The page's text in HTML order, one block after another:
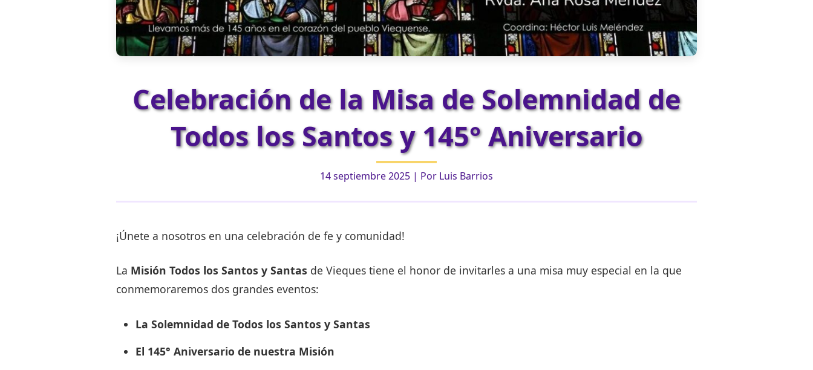
Celebración de la Misa de Solemnidad de
Todos los Santos y 145° Aniversario
14 septiembre 2025 | Por Luis Barrios
¡Únete a nosotros en una celebración de fe y comunidad!
La Misión Todos los Santos y Santas de Vieques tiene el honor de invitarles a una misa muy especial en la que
conmemoraremos dos grandes eventos:
La Solemnidad de Todos los Santos y Santas
El 145° Aniversario de nuestra Misión